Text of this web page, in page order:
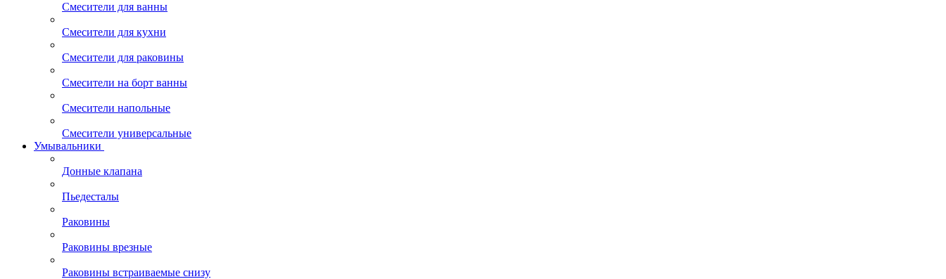
Смесители для ванны
Смесители для кухни
Смесители для раковины
Смесители на борт ванны
Смесители напольные
Смесители универсальные
Умывальники
Донные клапана
Пьедесталы
Раковины
Раковины врезные
Раковины встраиваемые снизу